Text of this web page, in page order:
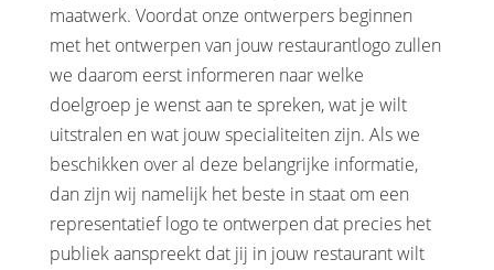
maatwerk. Voordat onze ontwerpers beginnen
met het ontwerpen van jouw restaurantlogo zullen
we daarom eerst informeren naar welke
doelgroep je wenst aan te spreken, wat je wilt
uitstralen en wat jouw specialiteiten zijn. Als we
beschikken over al deze belangrijke informatie,
dan zijn wij namelijk het beste in staat om een
representatief logo te ontwerpen dat precies het
publiek aanspreekt dat jij in jouw restaurant wilt